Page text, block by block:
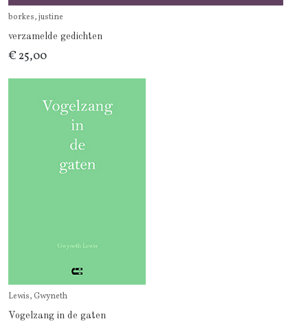
borkes, justine
verzamelde gedichten
€ 25,00
Lewis, Gwyneth
Vogelzang in de gaten